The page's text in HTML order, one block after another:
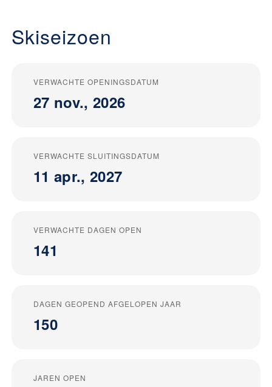
Skiseizoen
VERWACHTE OPENINGSDATUM
27 nov., 2026
VERWACHTE SLUITINGSDATUM
11 apr., 2027
VERWACHTE DAGEN OPEN
141
DAGEN GEOPEND AFGELOPEN JAAR
150
JAREN OPEN